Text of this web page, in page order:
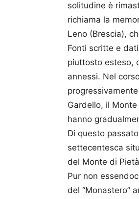
solitudine è
richiama la
Leno (Brescia),
Fonti scritte e
piuttosto esteso,
annessi. Nel
Gardello, il
hanno
Di questo
settecentesca
del Monte di
Pur non
del “Monastero”